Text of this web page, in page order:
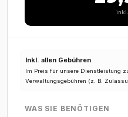
Inkl. allen Gebühren
Im Preis für unsere Dienstleistung
Verwaltungsgebühren (z. B.
WAS SIE BENÖTIGEN